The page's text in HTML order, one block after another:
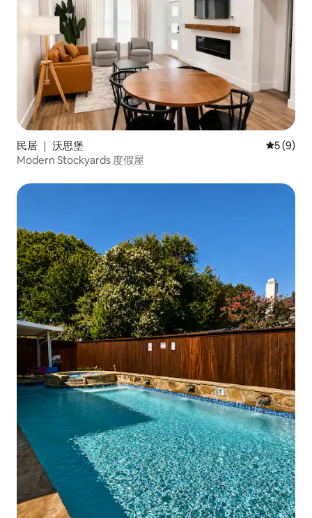
民居 ｜ 沃思堡 平均评分
5 (9)
Modern Stockyards 度假屋